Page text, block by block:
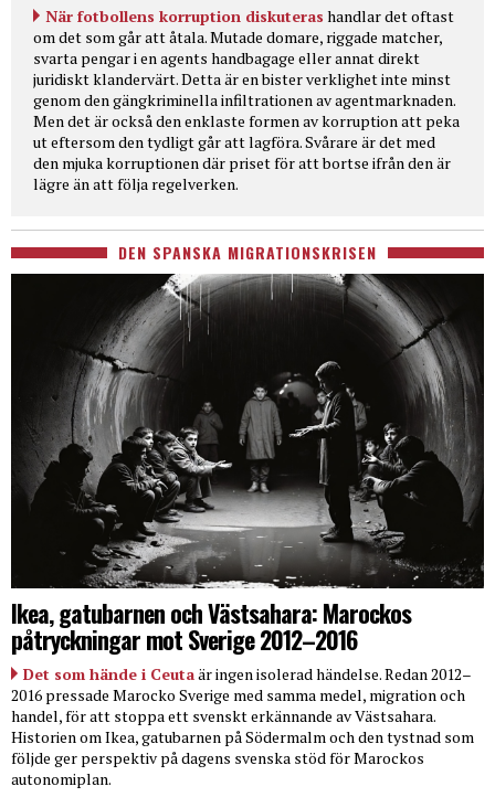
När fotbollens korruption diskuteras handlar det oftast
om det som går att åtala. Mutade domare, riggade matcher,
svarta pengar i en agents handbagage eller annat direkt
juridiskt klandervärt. Detta är en bister verklighet inte minst
genom den gängkriminella infiltrationen av agentmarknaden.
Men det är också den enklaste formen av korruption att peka
ut eftersom den tydligt går att lagföra. Svårare är det med
den mjuka korruptionen där priset för att bortse ifrån den är
lägre än att följa regelverken.
DEN SPANSKA MIGRATIONSKRISEN
Ikea, gatubarnen och Västsahara: Marockos
påtryckningar mot Sverige 2012–2016
Det som hände i Ceutaär ingen isolerad händelse. Redan 2012–
2016 pressade Marocko Sverige med samma medel, migration och
handel, för att stoppa ett svenskt erkännande av Västsahara.
Historien om Ikea, gatubarnen på Södermalm och den tystnad som
följde ger perspektiv på dagens svenska stöd för Marockos
autonomiplan.